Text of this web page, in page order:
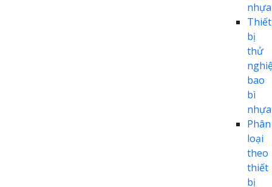
nhựa
Thiết
bị
thử
bao
bì
nhựa
Phân
loại
theo
thiết
bị